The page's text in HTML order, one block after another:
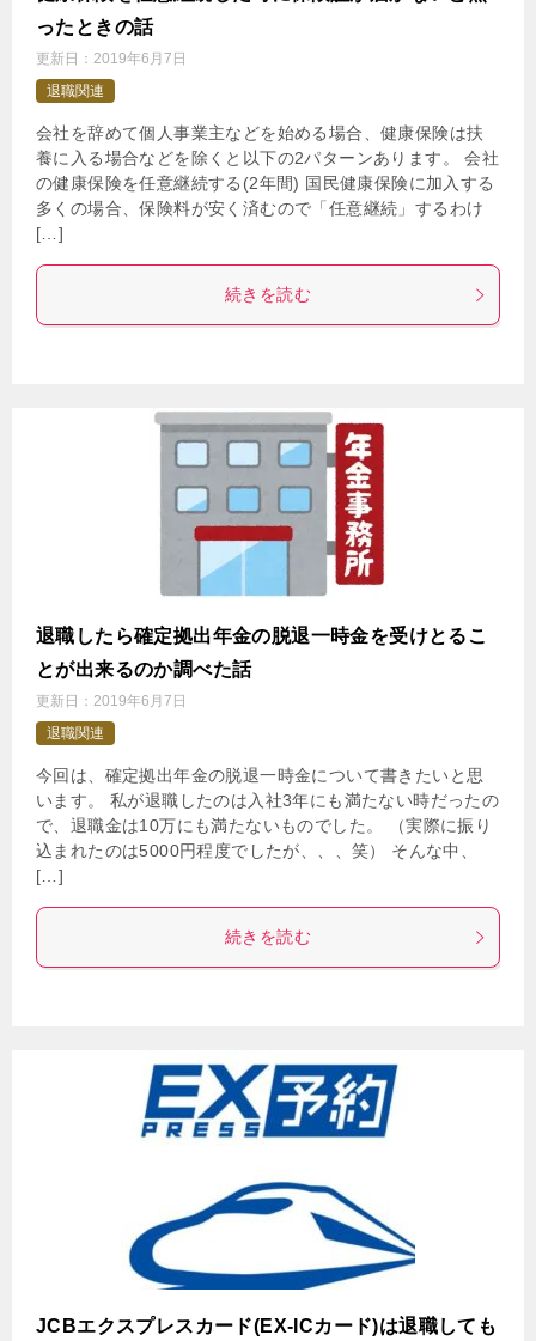
ったときの話
更新日： 2019年6月7日
退職関連
会社を辞めて個人事業主などを始める場合、健康保険は扶
養に入る場合などを除くと以下の2パターンあります。 会社
の健康保険を任意継続する(2年間) 国民健康保険に加入する
多くの場合、保険料が安く済むので「任意継続」するわけ
[…]
続きを読む
退職したら確定拠出年金の脱退一時金を受けとるこ
とが出来るのか調べた話
更新日： 2019年6月7日
退職関連
今回は、確定拠出年金の脱退一時金について書きたいと思
います。 私が退職したのは入社3年にも満たない時だったの
で、退職金は10万にも満たないものでした。 （実際に振り
込まれたのは5000円程度でしたが、、、笑） そんな中、
[…]
続きを読む
JCBエクスプレスカード(EX-ICカード)は退職しても